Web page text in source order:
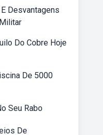
Desvantagens
Do Cobre Hoje
De 5000
Seu Rabo
De